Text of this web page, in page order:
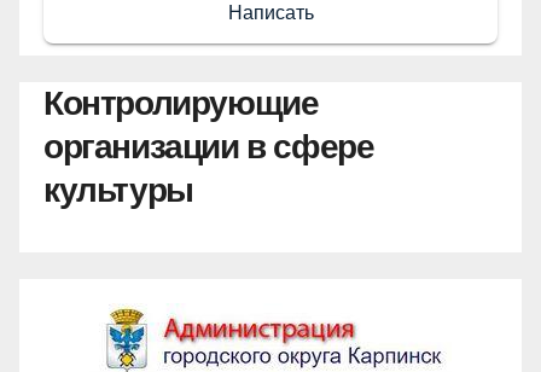
Написать
Контролирующие
организации в сфере
культуры